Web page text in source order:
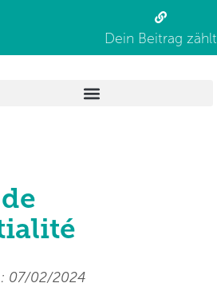
Dein Beitrag zählt
07/02/2024